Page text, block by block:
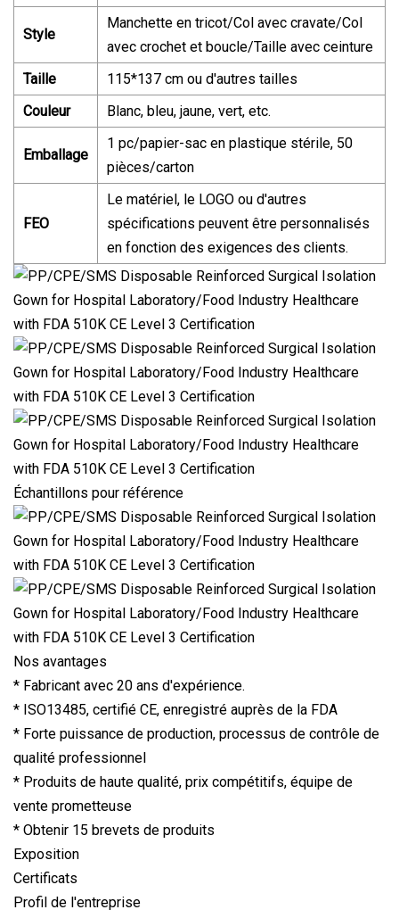
Style
Manchette en tricot/Col avec cravate/Col
avec crochet et boucle/Taille avec ceinture
Taille
115*137 cm ou d'autres tailles
Couleur
Blanc, bleu, jaune, vert, etc.
Emballage
1 pc/papier-sac en plastique stérile, 50
pièces/carton
FEO
Le matériel, le LOGO ou d'autres
spécifications peuvent être personnalisés
en fonction des exigences des clients.
Échantillons pour référence
Nos avantages
* Fabricant avec 20 ans d'expérience.
* ISO13485, certifié CE, enregistré auprès de la FDA
* Forte puissance de production, processus de contrôle de
qualité professionnel
* Produits de haute qualité, prix compétitifs, équipe de
vente prometteuse
* Obtenir 15 brevets de produits
Exposition
Certificats
Profil de l'entreprise